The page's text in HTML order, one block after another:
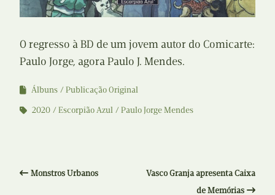
O regresso à BD de um jovem autor do Comicarte:
Paulo Jorge, agora Paulo J. Mendes.
Álbuns
Publicação Original
2020
Escorpião Azul Paulo Jorge Mendes
Monstros Urbanos
Vasco Granja apresenta Caixa
de Memórias